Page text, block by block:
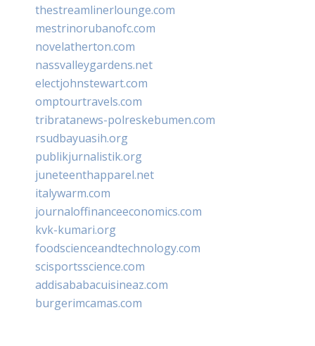
thestreamlinerlounge.com
mestrinorubanofc.com
novelatherton.com
nassvalleygardens.net
electjohnstewart.com
omptourtravels.com
tribratanews-polreskebumen.com
rsudbayuasih.org
publikjurnalistik.org
juneteenthapparel.net
italywarm.com
journaloffinanceeconomics.com
kvk-kumari.org
foodscienceandtechnology.com
scisportsscience.com
addisababacuisineaz.com
burgerimcamas.com